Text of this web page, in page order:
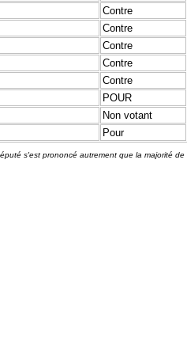
Contre
Contre
Contre
Contre
Contre
POUR
Non votant
Pour
s'est prononcé autrement que la majorité